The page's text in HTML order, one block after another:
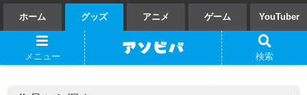
ホーム グッズ アニメ ゲーム YouTuber
メニュー 検索